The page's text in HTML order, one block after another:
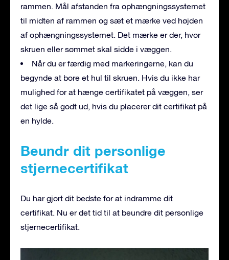
rammen. Mål afstanden fra ophængningssystemet
til midten af rammen og sæt et mærke ved højden
af ophængningssystemet. Det mærke er der, hvor
skruen eller sømmet skal sidde i væggen.
Når du er færdig med markeringerne, kan du
begynde at bore et hul til skruen. Hvis du ikke har
mulighed for at hænge certifikatet på væggen, ser
det lige så godt ud, hvis du placerer dit certifikat på
en hylde.
Beundr dit personlige
stjernecertifikat
Du har gjort dit bedste for at indramme dit
certifikat. Nu er det tid til at beundre dit personlige
stjernecertifikat.